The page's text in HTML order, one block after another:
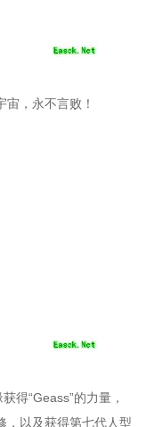
，永不言败！
得“Geass”的力量，
，以及获得第七代人型